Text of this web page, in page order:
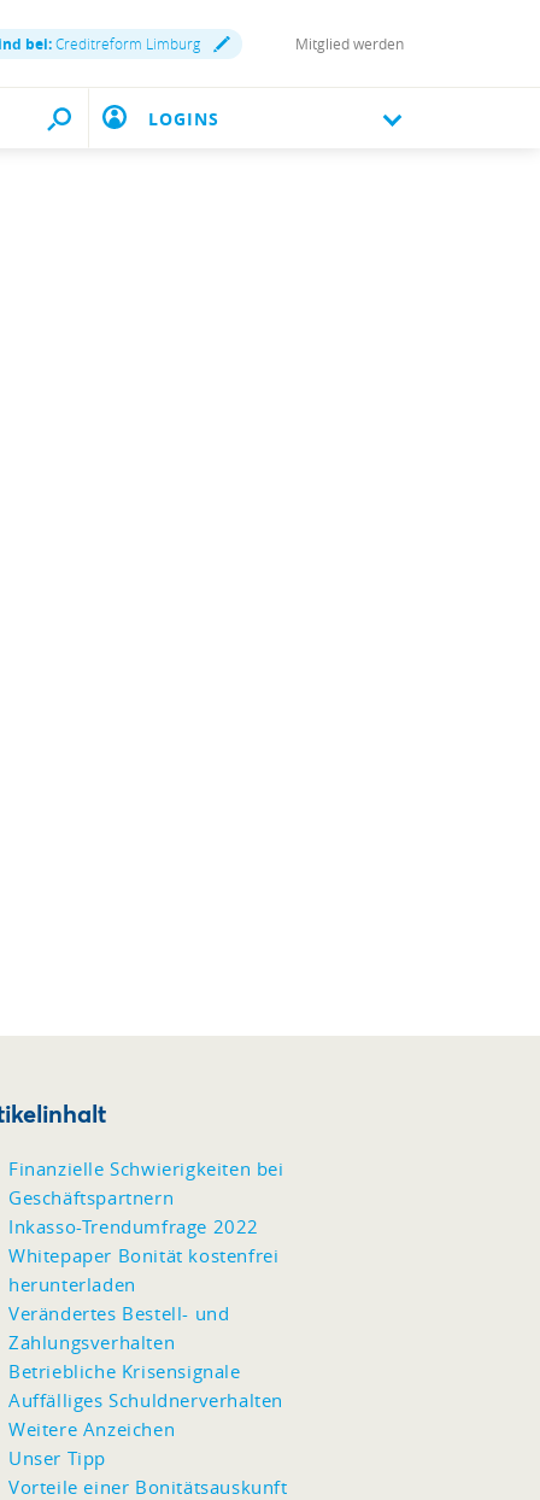
bei:Creditreform Limburg Mitglied werden
LOGINS
Finanzielle Schwierigkeiten bei
Geschäftspartnern
Inkasso-Trendumfrage 2022
Whitepaper Bonität kostenfrei
herunterladen
Verändertes Bestell- und
Zahlungsverhalten
Betriebliche Krisensignale
Auffälliges Schuldnerverhalten
Weitere Anzeichen
Unser Tipp
Vorteile einer Bonitätsauskunft